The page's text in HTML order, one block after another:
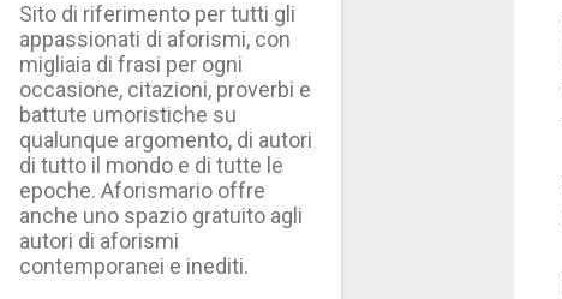
Sito di riferimento per tutti gli
appassionati di aforismi, con
migliaia di frasi per ogni
occasione, citazioni, proverbi e
battute umoristiche su
qualunque argomento, di autori
di tutto il mondo e di tutte le
epoche. Aforismario offre
anche uno spazio gratuito agli
autori di aforismi
contemporanei e inediti.